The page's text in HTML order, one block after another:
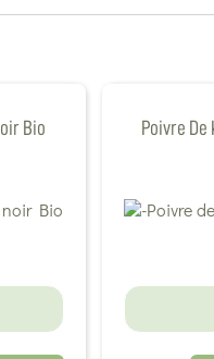
Bio Poivre